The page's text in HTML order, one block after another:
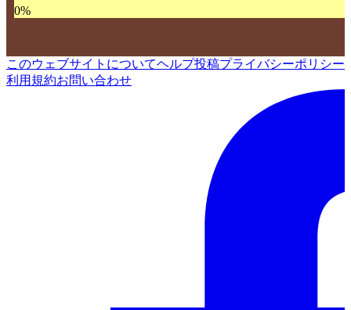
0%
このウェブサイトについてヘルプ投稿プライバシーポリシー
利用規約お問い合わせ